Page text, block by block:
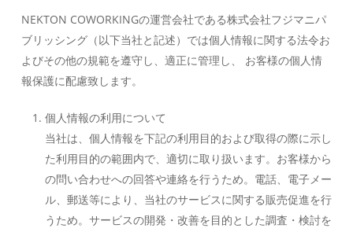
NEKTON COWORKINGの運営会社である株式会社フジマニパ
ブリッシング（以下当社と記述）では個人情報に関する法令お
よびその他の規範を遵守し、適正に管理し、 お客様の個人情
報保護に配慮致します。
個人情報の利用について
当社は、個人情報を下記の利用目的および取得の際に示し
た利用目的の範囲内で、適切に取り扱います。お客様から
の問い合わせへの回答や連絡を行うため。電話、電子メー
ル、郵送等により、当社のサービスに関する販売促進を行
うため。サービスの開発・改善を目的とした調査・検討を